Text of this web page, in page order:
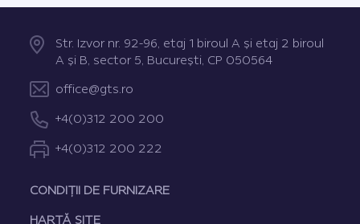
CONDIȚII DE FURNIZARE
HARTĂ SITE
Str. Izvor nr. 92-96, etaj 1 biroul A şi etaj 2 biroul
A şi B, sector 5, Bucureşti, CP 050564
office@gts.ro
+4(0)312 200 200
+4(0)312 200 222